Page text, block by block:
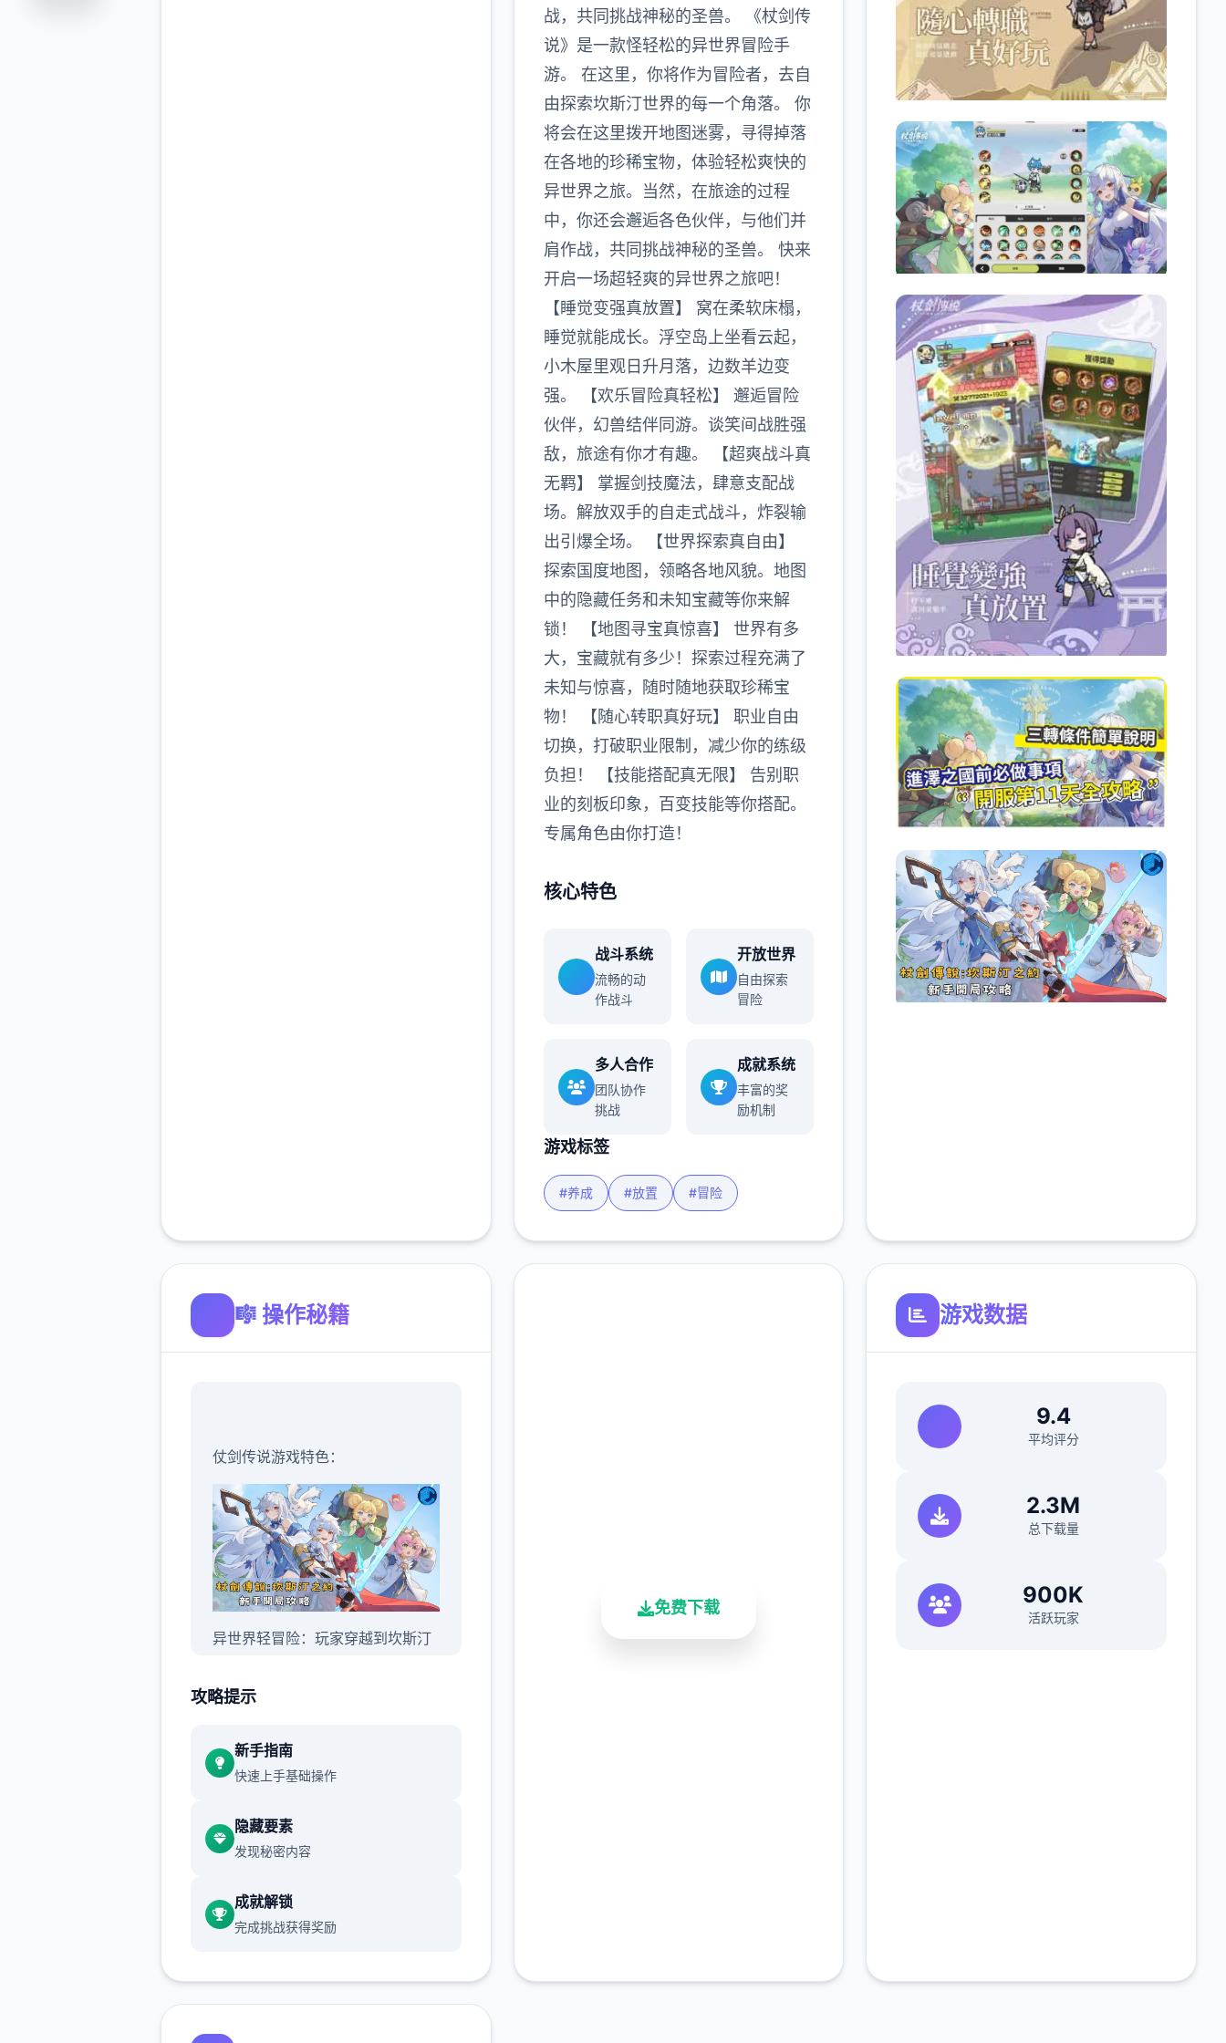
战，共同挑战神秘的圣兽。 《杖剑传
说》是一款怪轻松的异世界冒险手
游。 在这里，你将作为冒险者，去自
由探索坎斯汀世界的每一个角落。 你
将会在这里拨开地图迷雾，寻得掉落
在各地的珍稀宝物，体验轻松爽快的
异世界之旅。当然，在旅途的过程
中，你还会邂逅各色伙伴，与他们并
肩作战，共同挑战神秘的圣兽。 快来
开启一场超轻爽的异世界之旅吧！
【睡觉变强真放置】 窝在柔软床榻，
睡觉就能成长。浮空岛上坐看云起，
小木屋里观日升月落，边数羊边变
强。 【欢乐冒险真轻松】 邂逅冒险
伙伴，幻兽结伴同游。谈笑间战胜强
敌，旅途有你才有趣。 【超爽战斗真
无羁】 掌握剑技魔法，肆意支配战
场。解放双手的自走式战斗，炸裂输
出引爆全场。 【世界探索真自由】
探索国度地图，领略各地风貌。地图
中的隐藏任务和未知宝藏等你来解
锁！ 【地图寻宝真惊喜】 世界有多
大，宝藏就有多少！探索过程充满了
未知与惊喜，随时随地获取珍稀宝
物！ 【随心转职真好玩】 职业自由
切换，打破职业限制，减少你的练级
负担！ 【技能搭配真无限】 告别职
业的刻板印象，百变技能等你搭配。
专属角色由你打造！
核心特色
战斗系统
流畅的动
作战斗
开放世界
自由探索
冒险
多人合作
团队协作
挑战
成就系统
丰富的奖
励机制
游戏标签
#养成 #放置 #冒险
🎼 操作秘籍
仗剑传说游戏特色：
异世界轻冒险：玩家穿越到坎斯汀
轻松放置玩法：核心为“睡觉变强”
成长。
探索模式，包含隐藏任务、未知宝
藏和丰富的世界地图。
攻略提示
新手指南
快速上手基础操作
隐藏要素
发现秘密内容
成就解锁
完成挑战获得奖励
免费下载
游戏数据
9.4
平均评分
2.3M
总下载量
900K
活跃玩家